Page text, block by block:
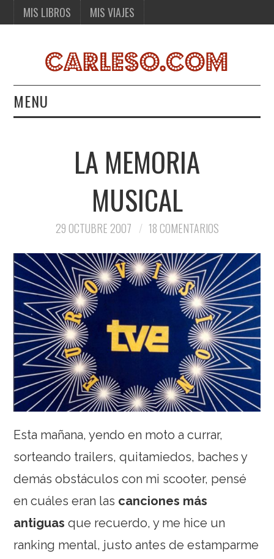
MIS LIBROS MIS VIAJES
MENU
MIS VIAJESLA MEMORIA
MUSICAL
29 OCTUBRE 2007 18 COMENTARIOS
Esta mañana, yendo en moto a currar,
sorteando trailers, quitamiedos, baches y
demás obstáculos con mi scooter, pensé
en cuáles eran las canciones más
antiguas que recuerdo, y me hice un
ranking mental, justo antes de estamparme